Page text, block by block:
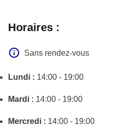
Horaires :
Sans rendez-vous
Lundi : 14:00 - 19:00
Mardi : 14:00 - 19:00
Mercredi : 14:00 - 19:00